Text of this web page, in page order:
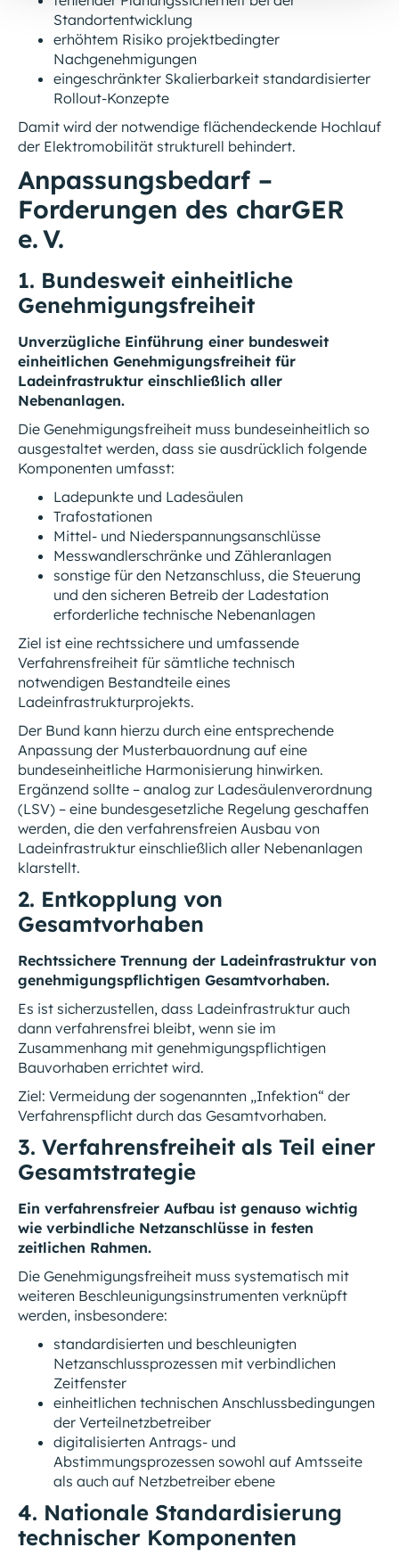
Standortentwicklung
erhöhtem Risiko projektbedingter
Nachgenehmigungen
eingeschränkter Skalierbarkeit standardisierter
Rollout-Konzepte
Damit wird der notwendige flächendeckende Hochlauf
der Elektromobilität strukturell behindert.
Anpassungsbedarf –
Forderungen des charGER
e. V.
1. Bundesweit einheitliche
Genehmigungsfreiheit
Unverzügliche Einführung einer bundesweit
einheitlichen Genehmigungsfreiheit für
Ladeinfrastruktur einschließlich aller
Nebenanlagen.
Die Genehmigungsfreiheit muss bundeseinheitlich so
ausgestaltet werden, dass sie ausdrücklich folgende
Komponenten umfasst:
Ladepunkte und Ladesäulen
Trafostationen
Mittel- und Niederspannungsanschlüsse
Messwandlerschränke und Zähleranlagen
sonstige für den Netzanschluss, die Steuerung
und den sicheren Betreib der Ladestation
erforderliche technische Nebenanlagen
Ziel ist eine rechtssichere und umfassende
Verfahrensfreiheit für sämtliche technisch
notwendigen Bestandteile eines
Ladeinfrastrukturprojekts.
Der Bund kann hierzu durch eine entsprechende
Anpassung der Musterbauordnung auf eine
bundeseinheitliche Harmonisierung hinwirken.
Ergänzend sollte – analog zur Ladesäulenverordnung
(LSV) – eine bundesgesetzliche Regelung geschaffen
werden, die den verfahrensfreien Ausbau von
Ladeinfrastruktur einschließlich aller Nebenanlagen
klarstellt.
2. Entkopplung von
Gesamtvorhaben
Rechtssichere Trennung der Ladeinfrastruktur von
genehmigungspflichtigen Gesamtvorhaben.
Es ist sicherzustellen, dass Ladeinfrastruktur auch
dann verfahrensfrei bleibt, wenn sie im
Zusammenhang mit genehmigungspflichtigen
Bauvorhaben errichtet wird.
Ziel: Vermeidung der sogenannten „Infektion“ der
Verfahrenspflicht durch das Gesamtvorhaben.
3. Verfahrensfreiheit als Teil einer
Gesamtstrategie
Ein verfahrensfreier Aufbau ist genauso wichtig
wie verbindliche Netzanschlüsse in festen
zeitlichen Rahmen.
Die Genehmigungsfreiheit muss systematisch mit
weiteren Beschleunigungsinstrumenten verknüpft
werden, insbesondere:
standardisierten und beschleunigten
Netzanschlussprozessen mit verbindlichen
Zeitfenster
einheitlichen technischen Anschlussbedingungen
der Verteilnetzbetreiber
digitalisierten Antrags- und
Abstimmungsprozessen sowohl auf Amtsseite
als auch auf Netzbetreiber ebene
4. Nationale Standardisierung
technischer Komponenten